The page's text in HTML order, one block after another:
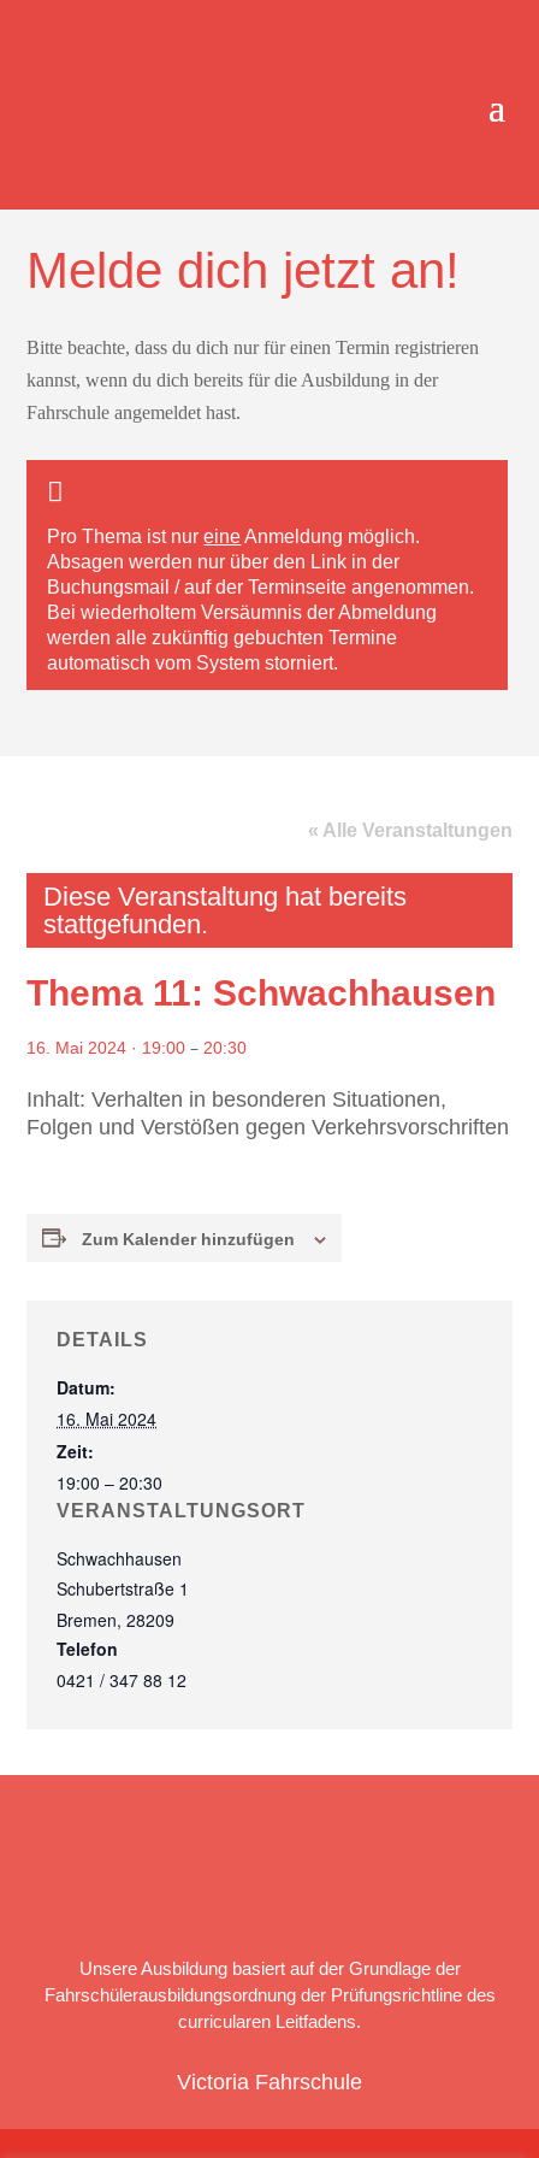
Melde dich jetzt an!
Bitte beachte, dass du dich nur für einen Termin registrieren
kannst, wenn du dich bereits für die Ausbildung in der
Fahrschule angemeldet hast.
Pro Thema ist nureineAnmeldung möglich.
Absagen werden nur über den Link in der
Buchungsmail / auf der Terminseite angenommen.
Bei wiederholtem Versäumnis der Abmeldung
werden alle zukünftig gebuchten Termine
automatisch vom System storniert.
« Alle Veranstaltungen
Diese Veranstaltung hat bereits
stattgefunden.
Thema 11: Schwachhausen
16. Mai 2024 · 19:00 – 20:30
Inhalt: Verhalten in besonderen Situationen,
Folgen und Verstößen gegen Verkehrsvorschriften
Zum Kalender hinzufügen
DETAILS
Datum:
16. Mai 2024
Zeit:
19:00 – 20:30
VERANSTALTUNGSORT
Schwachhausen
Schubertstraße 1
Bremen, 28209
Telefon
0421 / 347 88 12
Unsere Ausbildung basiert auf der Grundlage der
Fahrschülerausbildungsordnung der Prüfungsrichtline des
curricularen Leitfadens.
Victoria Fahrschule